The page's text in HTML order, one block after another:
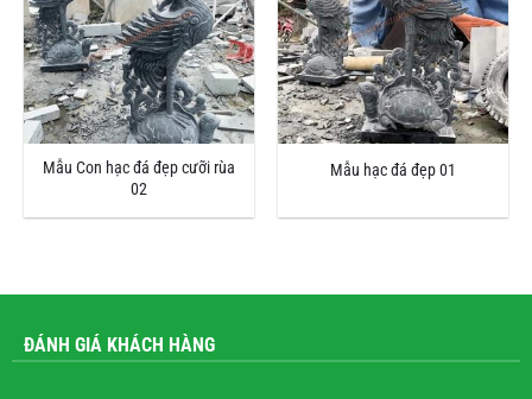
Mẫu Con hạc đá đẹp cưỡi rùa
02
Mẫu hạc đá đẹp 01
ĐÁNH GIÁ KHÁCH HÀNG